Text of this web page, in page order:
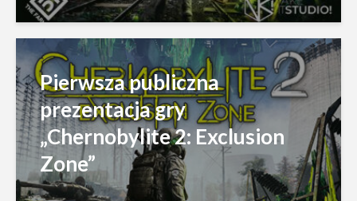
Pierwsza publiczna
prezentacja gry
„Chernobylite 2: Exclusion
Zone”